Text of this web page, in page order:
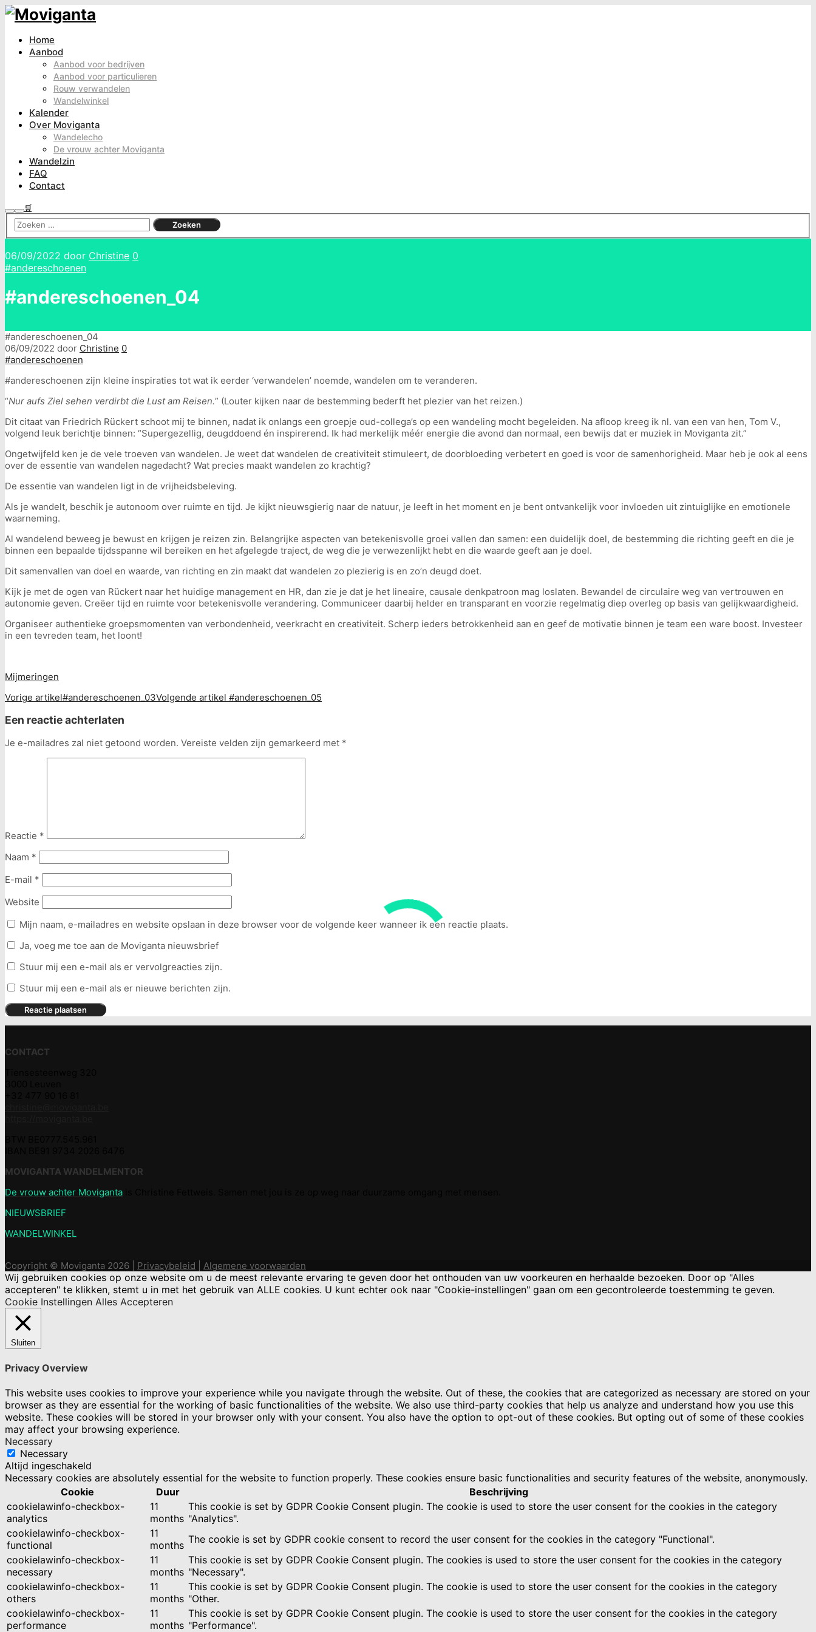
Home
Aanbod
Aanbod voor bedrijven
Aanbod voor particulieren
Rouw verwandelen
Wandelwinkel
Kalender
Over Moviganta
Wandelecho
De vrouw achter Moviganta
Wandelzin
FAQ
Contact
Zoeken
Hoofdmenu
🛒
06/09/2022 door Christine 0
#andereschoenen
#andereschoenen_04
#andereschoenen_04
06/09/2022 door Christine 0
#andereschoenen
#andereschoenen zijn kleine inspiraties tot wat ik eerder ‘verwandelen’ noemde, wandelen om te veranderen.
“Nur aufs Ziel sehen verdirbt die Lust am Reisen.” (Louter kijken naar de bestemming bederft het plezier van het reizen.)
Dit citaat van Friedrich Rückert schoot mij te binnen, nadat ik onlangs een groepje oud-collega’s op een wandeling mocht begeleiden. Na afloop kreeg ik nl. van een van hen, Tom V.,
volgend leuk berichtje binnen: “Supergezellig, deugddoend én inspirerend. Ik had merkelijk méér energie die avond dan normaal, een bewijs dat er muziek in Moviganta zit.”
Ongetwijfeld ken je de vele troeven van wandelen. Je weet dat wandelen de creativiteit stimuleert, de doorbloeding verbetert en goed is voor de samenhorigheid. Maar heb je ook al eens
over de essentie van wandelen nagedacht? Wat precies maakt wandelen zo krachtig?
De essentie van wandelen ligt in de vrijheidsbeleving.
Als je wandelt, beschik je autonoom over ruimte en tijd. Je kijkt nieuwsgierig naar de natuur, je leeft in het moment en je bent ontvankelijk voor invloeden uit zintuiglijke en emotionele
waarneming.
Al wandelend beweeg je bewust en krijgen je reizen zin. Belangrijke aspecten van betekenisvolle groei vallen dan samen: een duidelijk doel, de bestemming die richting geeft en die je
binnen een bepaalde tijdsspanne wil bereiken en het afgelegde traject, de weg die je verwezenlijkt hebt en die waarde geeft aan je doel.
Dit samenvallen van doel en waarde, van richting en zin maakt dat wandelen zo plezierig is en zo’n deugd doet.
Kijk je met de ogen van Rückert naar het huidige management en HR, dan zie je dat je het lineaire, causale denkpatroon mag loslaten. Bewandel de circulaire weg van vertrouwen en
autonomie geven. Creëer tijd en ruimte voor betekenisvolle verandering. Communiceer daarbij helder en transparant en voorzie regelmatig diep overleg op basis van gelijkwaardigheid.
Organiseer authentieke groepsmomenten van verbondenheid, veerkracht en creativiteit. Scherp ieders betrokkenheid aan en geef de motivatie binnen je team een ware boost. Investeer
in een tevreden team, het loont!
Mijmeringen
Vorige artikel#andereschoenen_03Volgende artikel #andereschoenen_05
Een reactie achterlaten
Je e-mailadres zal niet getoond worden. Vereiste velden zijn gemarkeerd met *
Reactie *
Naam *
E-mail *
Website
Mijn naam, e-mailadres en website opslaan in deze browser voor de volgende keer wanneer ik een reactie plaats.
Ja, voeg me toe aan de Moviganta nieuwsbrief
Stuur mij een e-mail als er vervolgreacties zijn.
Stuur mij een e-mail als er nieuwe berichten zijn.
CONTACT
MOVIGANTA WANDELMENTOR
De vrouw achter Moviganta
NIEUWSBRIEF
WANDELWINKEL
Copyright © Moviganta 2026 | Privacybeleid Algemene voorwaarden
Wij gebruiken cookies op onze website om u de meest relevante ervaring te geven door het onthouden van uw voorkeuren en herhaalde bezoeken. Door op "Alles
accepteren" te klikken, stemt u in met het gebruik van ALLE cookies. U kunt echter ook naar "Cookie-instellingen" gaan om een gecontroleerde toestemming te geven.
Cookie Instellingen Alles Accepteren
Sluiten
Privacy Overview
This website uses cookies to improve your experience while you navigate through the website. Out of these, the cookies that are categorized as necessary are stored on your
browser as they are essential for the working of basic functionalities of the website. We also use third-party cookies that help us analyze and understand how you use this
website. These cookies will be stored in your browser only with your consent. You also have the option to opt-out of these cookies. But opting out of some of these cookies
may affect your browsing experience.
Necessary
Necessary
Altijd ingeschakeld
Necessary cookies are absolutely essential for the website to function properly. These cookies ensure basic functionalities and security features of the website, anonymously.
Cookie
Duur
Beschrijving
cookielawinfo-checkbox-
analytics
11
months
This cookie is set by GDPR Cookie Consent plugin. The cookie is used to store the user consent for the cookies in the category
"Analytics".
cookielawinfo-checkbox-
functional
11
months The cookie is set by GDPR cookie consent to record the user consent for the cookies in the category "Functional".
cookielawinfo-checkbox-
necessary
11
months
This cookie is set by GDPR Cookie Consent plugin. The cookies is used to store the user consent for the cookies in the category
"Necessary".
cookielawinfo-checkbox-
others
11
months
This cookie is set by GDPR Cookie Consent plugin. The cookie is used to store the user consent for the cookies in the category
"Other.
cookielawinfo-checkbox-
performance
11
months
This cookie is set by GDPR Cookie Consent plugin. The cookie is used to store the user consent for the cookies in the category
"Performance".